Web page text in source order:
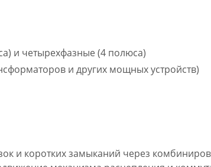
и четырехфазные (4 полюса)
и других мощных устройств)
и коротких замыканий через